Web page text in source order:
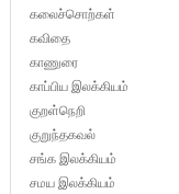
கலைச்சொற்கள்
கவிதை
காணுரை
காப்பிய இலக்கியம்
குறள்நெறி
குறுந்தகவல்
சங்க இலக்கியம்
சமய இலக்கியம்